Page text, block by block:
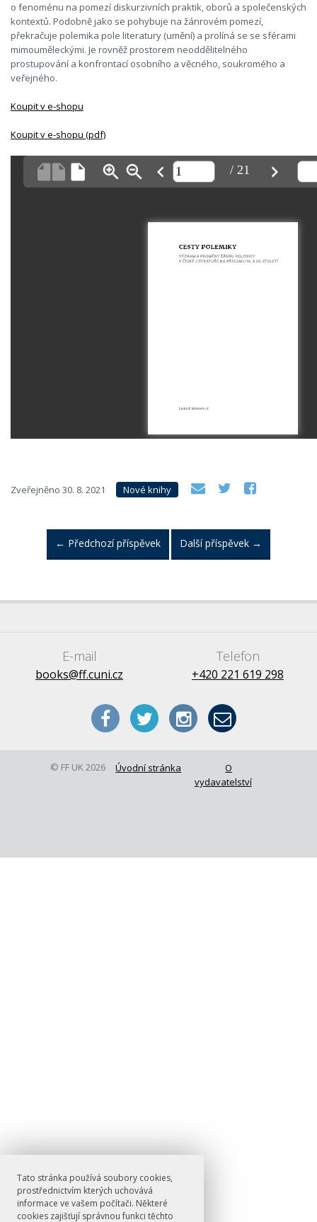
Tato stránka používá soubory cookies,
prostřednictvím kterých uchovává
informace ve vašem počítači. Některé
cookies zajišťují správnou funkci těchto
o fenoménu na pomezí diskurzivních praktik, oborů a společenských
kontextů. Podobně jako se pohybuje na žánrovém pomezí,
překračuje polemika pole literatury (umění) a prolíná se se sférami
mimouměleckými. Je rovněž prostorem neoddělitelného
prostupování a konfrontací osobního a věcného, soukromého a
veřejného.
Koupit v e-shopu
Koupit v e-shopu (pdf)
Zveřejněno 30. 8. 2021 Nové knihy
← Předchozí příspěvek Další příspěvek →
E-mail
books@ff.cuni.cz
Telefon
+420 221 619 298
© FF UK 2026 Úvodní stránka
O
vydavatelství